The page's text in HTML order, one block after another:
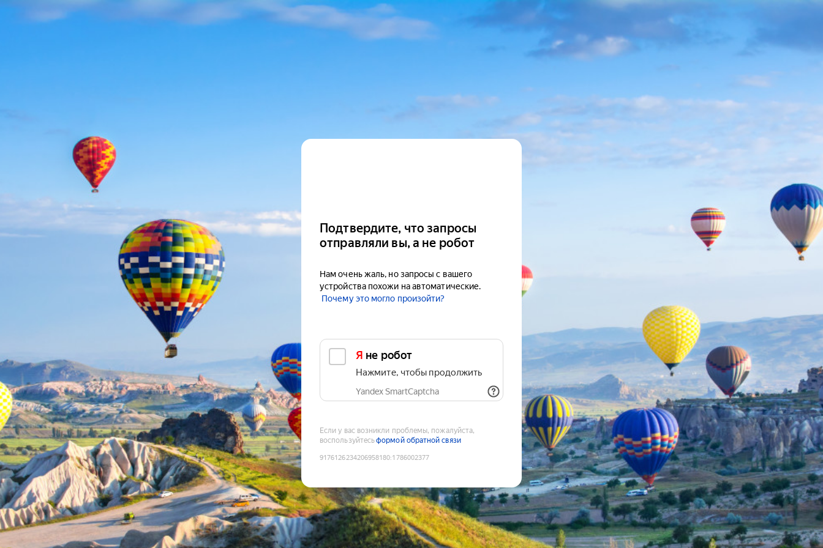
Подтвердите, что запросы
отправляли вы, а не робот
Нам очень жаль, но запросы с вашего
устройства похожи на автоматические.
Почему это могло произойти?
Я не робот
Нажмите, чтобы продолжить
Yandex SmartCaptcha
Если у вас возникли проблемы, пожалуйста,
воспользуйтесьформой обратной связи
9176126234206958180:1786002377